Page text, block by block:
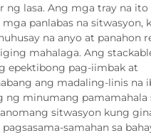
ng lasa. Ang mga tray na ito
panlabas na sitwasyon,
na anyo at panahon
mahalaga. Ang
epektibong pag-iimbak at
ang madaling-linis na
ng minumang pamamahala
sitwasyon kung
pagsasama-samahan sa